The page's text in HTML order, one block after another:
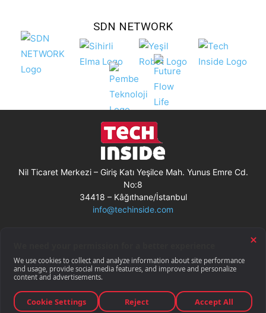
SDN NETWORK
Nil Ticaret Merkezi – Giriş Katı Yeşilce Mah. Yunus Emre Cd.
No:8
34418 – Kâğıthane/İstanbul
info@techinside.com
Gizlilik Bildirimi
RSS
© Techinside.com, İnternet Medyası